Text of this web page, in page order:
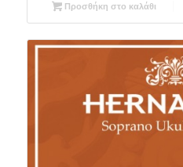
Προσθήκη στο καλάθι